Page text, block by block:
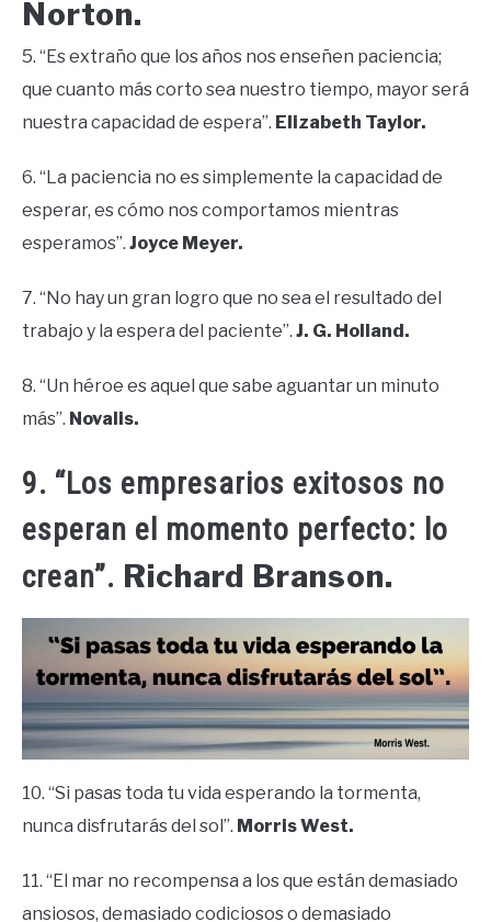
Norton.
5. “Es extraño que los años nos enseñen paciencia;
que cuanto más corto sea nuestro tiempo, mayor será
nuestra capacidad de espera”. Elizabeth Taylor.
6. “La paciencia no es simplemente la capacidad de
esperar, es cómo nos comportamos mientras
esperamos”. Joyce Meyer.
7. “No hay un gran logro que no sea el resultado del
trabajo y la espera del paciente”. J. G. Holland.
8. “Un héroe es aquel que sabe aguantar un minuto
más”. Novalis.
9. “Los empresarios exitosos no
esperan el momento perfecto: lo
crean”. Richard Branson.
10. “Si pasas toda tu vida esperando la tormenta,
nunca disfrutarás del sol”. Morris West.
11. “El mar no recompensa a los que están demasiado
ansiosos, demasiado codiciosos o demasiado